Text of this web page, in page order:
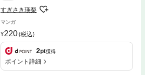
すぎさき瑛梨
マンガ
220(税込)
2pt獲得
ポイント詳細